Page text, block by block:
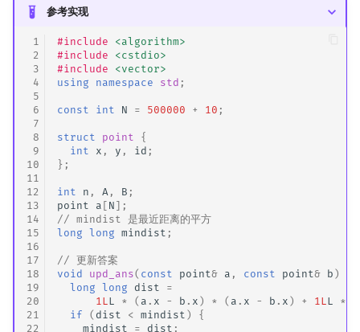
参考实现
1
2
3
4
5
6
7
8
9
10
11
12
13
14
15
16
17
18
19
20
21
22
#include
<algorithm>
#include
<cstdio>
#include
<vector>
using
namespace std ;
const int N = 500000 + 10 ;
struct point
{
int
x , y , id ;
};
int n , A , B ;
point
a [ N ];
// mindist 是最近距离的平方
long
long mindist ;
// 更新答案
void
upd_ans( const point& a , const point& b )
long
long dist
=
1L L * ( a . x - b . x ) * ( a . x - b . x ) + 1L L *
if
( dist < mindist )
{
mindist
= dist ;